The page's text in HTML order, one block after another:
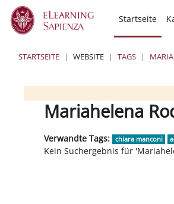
Zum Hauptinhalt
Startseite
STARTSEITE WEBSITE TAGS
Blöcke
BlöckeMariahelena
Verwandte Tags: chiara manconi
Kein Suchergebnis für